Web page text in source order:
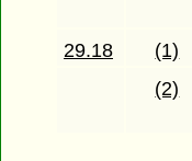
29.18
(1)
(2)